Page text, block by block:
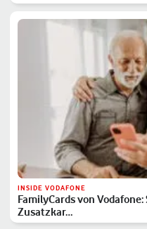
INSIDE VODAFONE
FamilyCards von
Zusatzkar…